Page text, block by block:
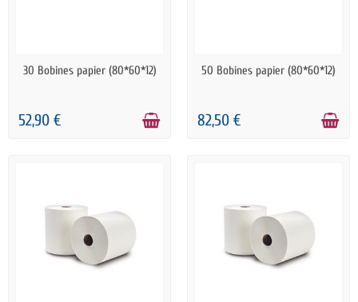
EN STOCK
30 Bobines papier (80*60*12)
52,90 €
EN STOCK
50 Bobines papier (80*60*12)
82,50 €